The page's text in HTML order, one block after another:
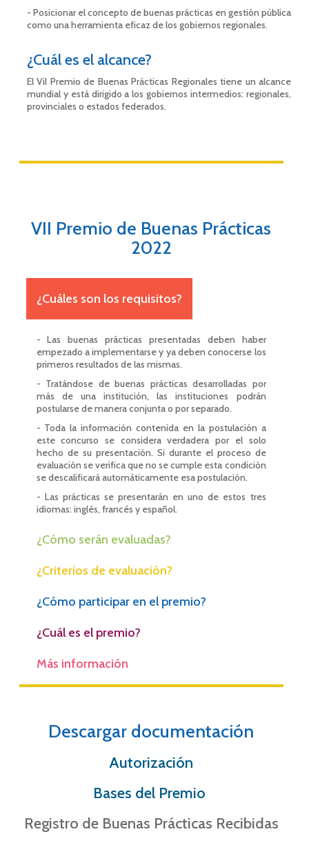
- Posicionar el concepto de buenas prácticas en gestión pública
como una herramienta eficaz de los gobiernos regionales.
¿Cuál es el alcance?
El ViI Premio de Buenas Prácticas Regionales tiene un alcance
mundial y está dirigido a los gobiernos intermedios: regionales,
provinciales o estados federados.
VII Premio de Buenas Prácticas
2022
¿Cuáles son los requisitos?
- Las buenas prácticas presentadas deben haber
empezado a implementarse y ya deben conocerse los
primeros resultados de las mismas.
- Tratándose de buenas prácticas desarrolladas por
más de una institución, las instituciones podrán
postularse de manera conjunta o por separado.
- Toda la información contenida en la postulación a
este concurso se considera verdadera por el solo
hecho de su presentación. Si durante el proceso de
evaluación se verifica que no se cumple esta condición
se descalificará automáticamente esa postulación.
- Las prácticas se presentarán en uno de estos tres
idiomas: inglés, francés y español.
¿Cómo serán evaluadas?
¿Criterios de evaluación?
¿Cómo participar en el premio?
¿Cuál es el premio?
Más información
Descargar documentación
Autorización
Bases del Premio
Registro de Buenas Prácticas Recibidas